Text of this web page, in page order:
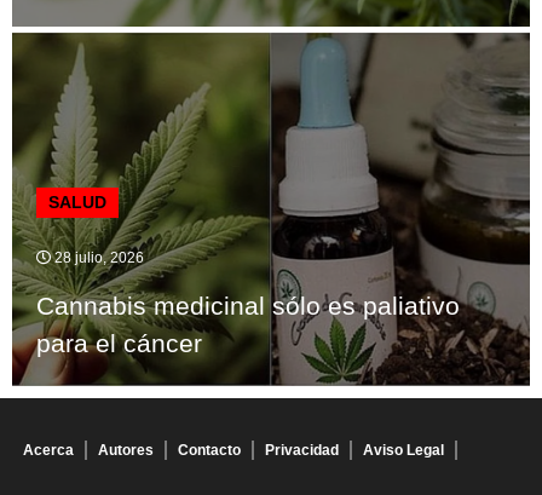
SALUD
28 julio, 2026
Cannabis medicinal sólo es paliativo
para el cáncer
Acerca Autores Contacto Privacidad Aviso Legal